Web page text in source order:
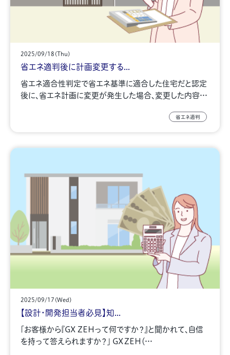
2025/09/18(Thu)
省エネ適判後に計画変更する...
省エネ適合性判定で省エネ基準に適合した住宅だと認定
後に、省エネ計画に変更が発生した場合、変更した内容…
省エネ適判
2025/09/17(Wed)
【設計・開発担当者必見】知...
「お客様から『GX ZEHって何ですか？』と聞かれて、自信
を持って答えられますか？」 GX ZEH（…